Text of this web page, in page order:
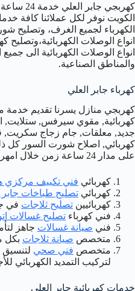
كهربجي
الكويت نوفر لكل عملائنا كافة
الكهرباء لجميع الغرف، وتصليح
انواع الوصلات الكهربائية،وتصليح
انواع الوصلات الكهربائية الى
والمناطق الصناعية.
كهرباء جابر العلي
كهربجي منازل يسرنا تقديم خدمة
كهربائية, مقوي سيرفس, ستلايت,
جديد, معلقات, جام زجاج سكريت,
كهربائي, اصلاح شورت السور كل
على مدار 24 ساعة زمن خلال امهر فنيين كهرباء بجابر العلي .
كهربائي فني تكييف مركزي
كهربائي تصليح طباخات جابر
كهربائيين تصليح ثلاجات في
فني كهرباء تصليح غسالات
فني صيانة غسالات جاهز
متخصص صيانة ثلاجات بكل
متخصص فني صحي لتنسيق
لتركيب التمديد الكهربائي
خدمات كهربائية جابر العلي